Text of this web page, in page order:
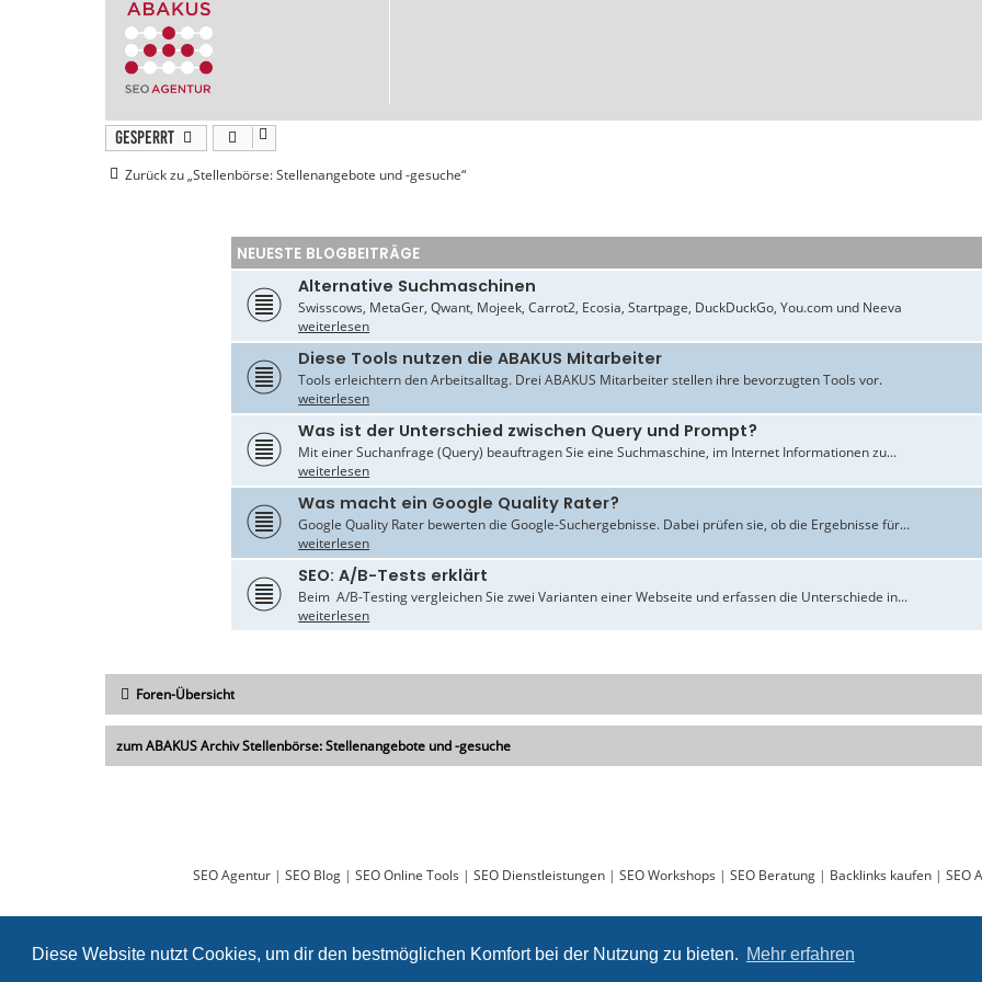
Diese Website nutzt Cookies, um dir den bestmöglichen Komfort bei der Nutzung zu bieten. Mehr erfahren
Gesperrt
Zurück zu „Stellenbörse: Stellenangebote und -gesuche“
NEUESTE BLOGBEITRÄGE
Alternative Suchmaschinen
Swisscows, MetaGer, Qwant, Mojeek, Carrot2, Ecosia, Startpage, DuckDuckGo, You.com und Neeva
weiterlesen
Diese Tools nutzen die ABAKUS Mitarbeiter
Tools erleichtern den Arbeitsalltag. Drei ABAKUS Mitarbeiter stellen ihre bevorzugten Tools vor.
weiterlesen
Was ist der Unterschied zwischen Query und Prompt?
Mit einer Suchanfrage (Query) beauftragen Sie eine Suchmaschine, im Internet Informationen zu...
weiterlesen
Was macht ein Google Quality Rater?
Google Quality Rater bewerten die Google-Suchergebnisse. Dabei prüfen sie, ob die Ergebnisse für...
weiterlesen
SEO: A/B-Tests erklärt
Beim A/B-Testing vergleichen Sie zwei Varianten einer Webseite und erfassen die Unterschiede in...
weiterlesen
Foren-Übersicht
zum ABAKUS Archiv Stellenbörse: Stellenangebote und -gesuche
SEO Agentur| SEO Blog| SEO Online Tools | SEO Dienstleistungen| SEO Workshops | SEO Beratung| Backlinks kaufen| SEO